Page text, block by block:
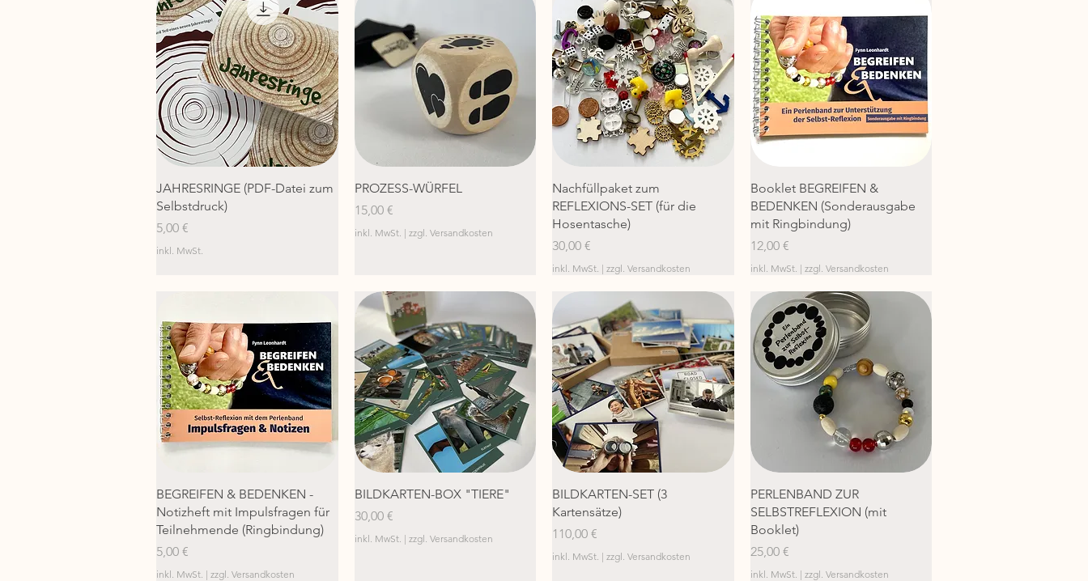
Schnellansicht
JAHRESRINGE (PDF-Datei zum
Selbstdruck)
Preis
5,00 €
inkl. MwSt.
Schnellansicht
PROZESS-WÜRFEL
Preis
15,00 €
inkl. MwSt. | zzgl. Versandkosten
Schnellansicht
Nachfüllpaket zum
REFLEXIONS-SET (für die
Hosentasche)
Preis
30,00 €
inkl. MwSt. | zzgl. Versandkosten
Schnellansicht
Booklet BEGREIFEN &
BEDENKEN (Sonderausgabe
mit Ringbindung)
Preis
12,00 €
inkl. MwSt. | zzgl. Versandkosten
Schnellansicht
BEGREIFEN & BEDENKEN -
Notizheft mit Impulsfragen für
Teilnehmende (Ringbindung)
Preis
5,00 €
inkl. MwSt. | zzgl. Versandkosten
Schnellansicht
BILDKARTEN-BOX "TIERE"
Preis
30,00 €
inkl. MwSt. | zzgl. Versandkosten
Schnellansicht
BILDKARTEN-SET (3
Kartensätze)
Preis
110,00 €
inkl. MwSt. | zzgl. Versandkosten
Schnellansicht
PERLENBAND ZUR
SELBSTREFLEXION (mit
Booklet)
Preis
25,00 €
inkl. MwSt. | zzgl. Versandkosten